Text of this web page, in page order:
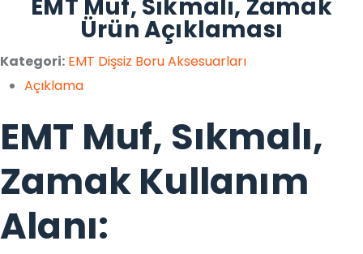
EMT Muf, Sıkmalı, Zamak
Ürün Açıklaması
Kategori: EMT Dişsiz Boru Aksesuarları
Açıklama
EMT Muf, Sıkmalı,
Zamak Kullanım
Alanı: